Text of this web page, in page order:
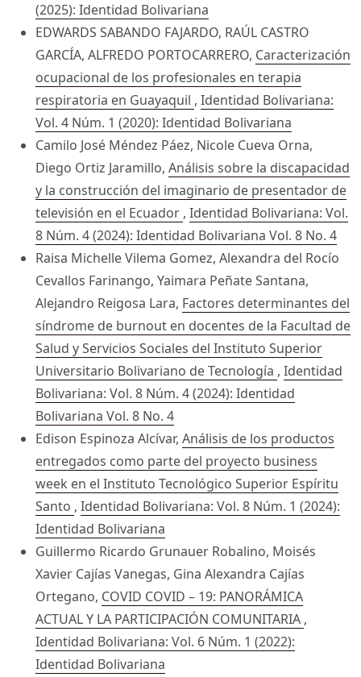
(2025): Identidad Bolivariana
EDWARDS SABANDO FAJARDO, RAÚL CASTRO
GARCÍA, ALFREDO PORTOCARRERO, Caracterización
ocupacional de los profesionales en terapia
respiratoria en Guayaquil , Identidad Bolivariana:
Vol. 4 Núm. 1 (2020): Identidad Bolivariana
Camilo José Méndez Páez, Nicole Cueva Orna,
Diego Ortiz Jaramillo, Análisis sobre la discapacidad
y la construcción del imaginario de presentador de
televisión en el Ecuador , Identidad Bolivariana: Vol.
8 Núm. 4 (2024): Identidad Bolivariana Vol. 8 No. 4
Raisa Michelle Vilema Gomez, Alexandra del Rocío
Cevallos Farinango, Yaimara Peñate Santana,
Alejandro Reigosa Lara, Factores determinantes del
síndrome de burnout en docentes de la Facultad de
Salud y Servicios Sociales del Instituto Superior
Universitario Bolivariano de Tecnología , Identidad
Bolivariana: Vol. 8 Núm. 4 (2024): Identidad
Bolivariana Vol. 8 No. 4
Edison Espinoza Alcívar, Análisis de los productos
entregados como parte del proyecto business
week en el Instituto Tecnológico Superior Espíritu
Santo , Identidad Bolivariana: Vol. 8 Núm. 1 (2024):
Identidad Bolivariana
Guillermo Ricardo Grunauer Robalino, Moisés
Xavier Cajías Vanegas, Gina Alexandra Cajías
Ortegano, COVID COVID – 19: PANORÁMICA
ACTUAL Y LA PARTICIPACIÓN COMUNITARIA ,
Identidad Bolivariana: Vol. 6 Núm. 1 (2022):
Identidad Bolivariana